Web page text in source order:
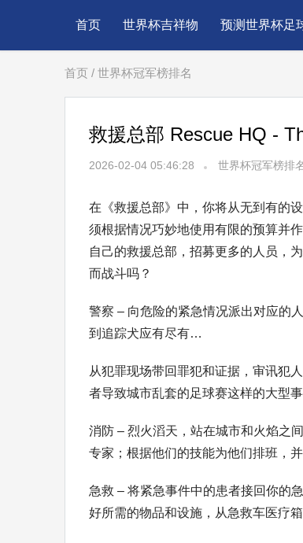
首页 世界杯吉祥物 预测世界杯足
首页 / 世界杯冠军榜排名
救援总部 Rescue HQ -
2026-02-04 05:46:28 世界杯冠军榜排
在《救援总部》中，你将从无到有的
须根据情况巧妙地使用有限的预算并
自己的救援总部，招募更多的人员，
而战斗吗？
警察 – 向危险的紧急情况派出对应的
到追踪犬应有尽有…
从犯罪现场带回罪犯和证据，审讯犯
者导致城市乱套的足球赛这样的大型事
消防 – 烈火滔天，站在城市和火焰之
专家；根据他们的技能为他们排班，
急救 – 将紧急事件中的患者接回你的
好所需的物品和设施，从急救车医疗